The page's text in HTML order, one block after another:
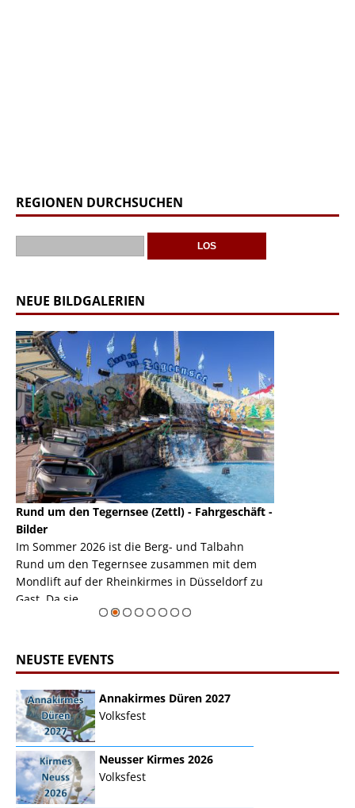
REGIONEN DURCHSUCHEN
NEUE BILDGALERIEN
Rund um den Tegernsee (Zettl) - Fahrgeschäft -
Bilder
Im Sommer 2026 ist die Berg- und Talbahn
Rund um den Tegernsee zusammen mit dem
Mondlift auf der Rheinkirmes in Düsseldorf zu
Gast. Da sie ...
NEUSTE EVENTS
Annakirmes Düren 2027
Volksfest
Neusser Kirmes 2026
Volksfest